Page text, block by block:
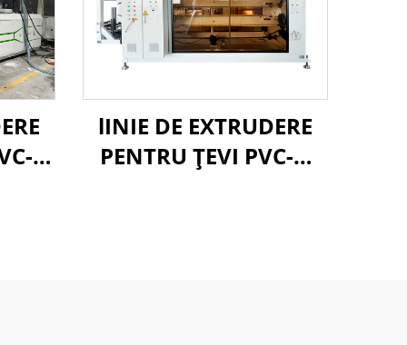
O
lINIE DE EXTRUDERE
PENTRU ŢEVI PVC-O